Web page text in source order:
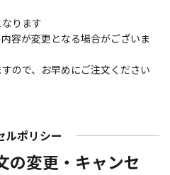
ります
容が変更となる場合がございま
ので、お早めにご注文ください
ルポリシー
の変更・キャンセ